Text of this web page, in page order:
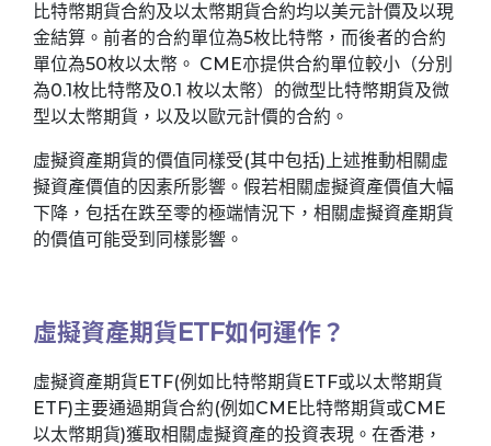
比特幣期貨合約及以太幣期貨合約均以美元計價及以現
金結算。前者的合約單位為5枚比特幣，而後者的合約
單位為50枚以太幣。 CME亦提供合約單位較小（分別
為0.1枚比特幣及0.1 枚以太幤）的微型比特幣期貨及微
型以太幣期貨，以及以歐元計價的合約。
虛擬資產期貨的價值同樣受(其中包括)上述推動相關虛
擬資產價值的因素所影響。假若相關虛擬資產價值大幅
下降，包括在跌至零的極端情況下，相關虛擬資產期貨
的價值可能受到同樣影響。
虛擬資產期貨ETF如何運作？
虛擬資產期貨ETF(例如比特幣期貨ETF或以太幣期貨
ETF)主要通過期貨合約(例如CME比特幣期貨或CME
以太幣期貨)獲取相關虛擬資產的投資表現。在香港，